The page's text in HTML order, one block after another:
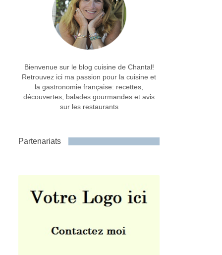
Bienvenue sur le blog cuisine de Chantal!
Retrouvez ici ma passion pour la cuisine et
la gastronomie française: recettes,
découvertes, balades gourmandes et avis
sur les restaurants
Partenariats